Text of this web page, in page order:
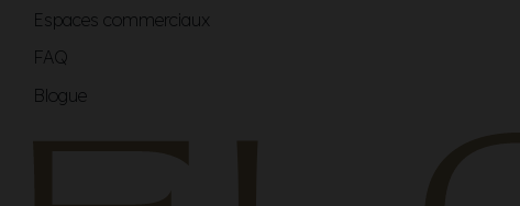
Espaces commerciaux
FAQ
Blogue